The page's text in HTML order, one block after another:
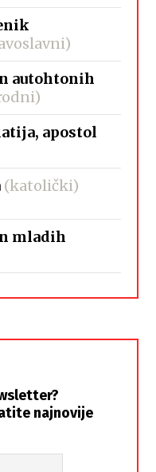
autohtonih
apostol
(katolički)
mladih
najnovije